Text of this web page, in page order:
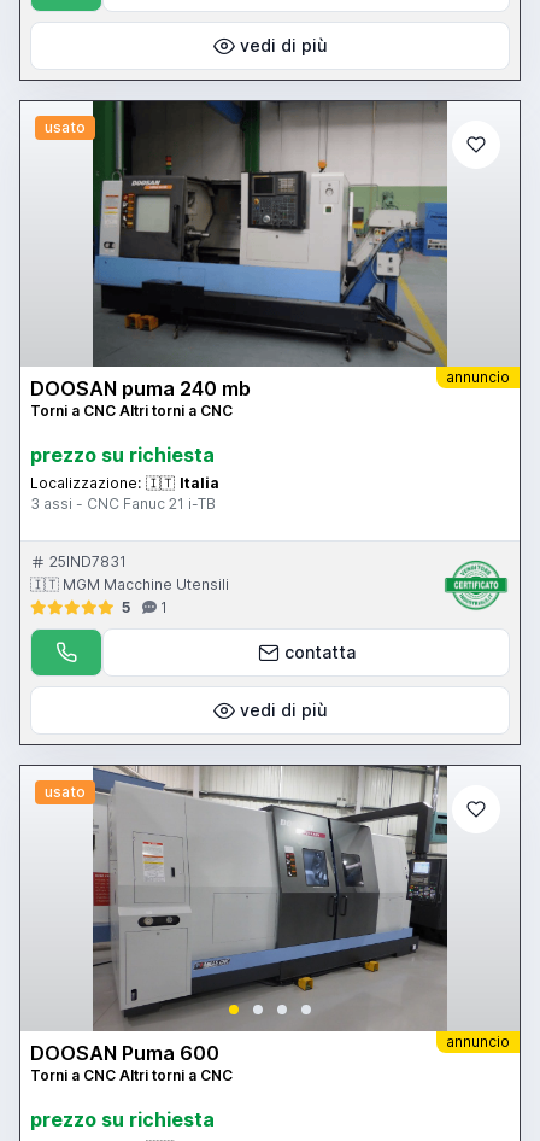
vedi di più
usato
annuncio
DOOSAN puma 240 mb
Torni a CNC Altri torni a CNC
prezzo su richiesta
Localizzazione: 🇮🇹 Italia
3 assi - CNC Fanuc 21 i-TB
25IND7831
🇮🇹 MGM Macchine Utensili
5
1
contatta
vedi di più
usato
annuncio
DOOSAN Puma 600
Torni a CNC Altri torni a CNC
prezzo su richiesta